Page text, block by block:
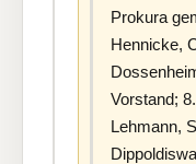
Prokura
Hennicke,
Vorstand; 8.
Lehmann,